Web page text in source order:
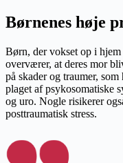
Børnenes høje
Børn, der vokset op i
overværer, at deres mor
på skader og traumer,
plaget af psykosomatiske
og uro. Nogle risikerer
posttraumatisk stress.